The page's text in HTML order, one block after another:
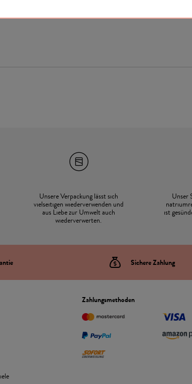
Unsere Verpackung lässt sich
vielseitigen wiederverwenden und
aus Liebe zur Umwelt auch
wiederverwerten.
Unser
ist
Sichere Zahlung
Zahlungsmethoden